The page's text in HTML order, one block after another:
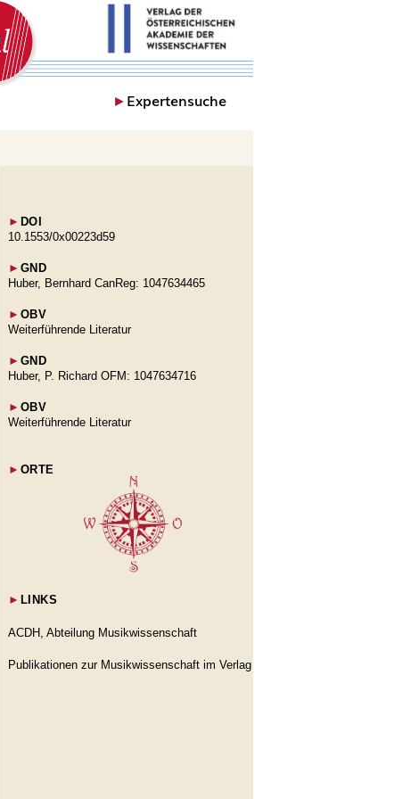
►Expertensuche
► DOI
10.1553/0x00223d59
► GND
Huber, Bernhard CanReg: 1047634465
► OBV
Weiterführende Literatur
► GND
Huber, P. Richard OFM: 1047634716
► OBV
Weiterführende Literatur
► ORTE
► LINKS
ACDH, Abteilung Musikwissenschaft
Publikationen zur Musikwissenschaft im Verlag